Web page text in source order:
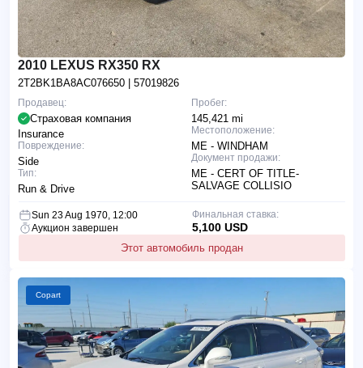
2010 LEXUS RX350 RX
2T2BK1BA8AC076650 | 57019826
Пробег:
145,421 mi
Местоположение:
ME - WINDHAM
Документ продажи:
ME - CERT OF TITLE-
SALVAGE COLLISIO
Продавец:
Страховая компания
Insurance
Повреждение:
Side
Тип:
Run & Drive
Sun 23 Aug 1970, 12:00
Аукцион завершен
Этот автомобиль продан
Финальная ставка:
5,100 USD
Copart